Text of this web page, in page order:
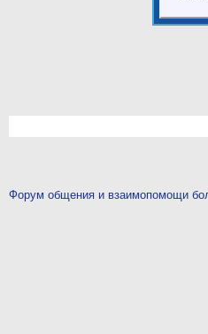
Форум общения и взаимопомощи